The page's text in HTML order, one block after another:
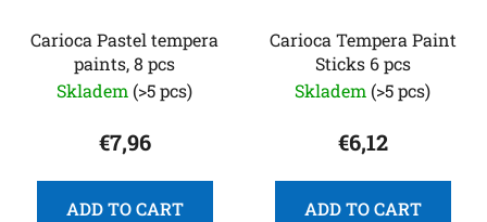
Carioca Pastel tempera
paints, 8 pcs
Skladem (>5 pcs)
€7,96
ADD TO CART
Carioca Tempera Paint
Sticks 6 pcs
Skladem (>5 pcs)
€6,12
ADD TO CART